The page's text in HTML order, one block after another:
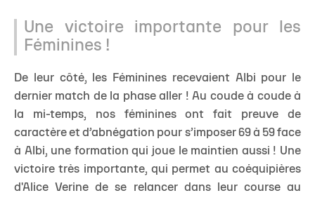
Une victoire importante pour les
Féminines !
De leur côté, les Féminines recevaient Albi pour le
dernier match de la phase aller ! Au coude à coude à
la mi-temps, nos féminines ont fait preuve de
caractère et d’abnégation pour s’imposer 69 à 59 face
à Albi, une formation qui joue le maintien aussi ! Une
victoire très importante, qui permet au coéquipières
d'Alice Verine de se relancer dans leur course au